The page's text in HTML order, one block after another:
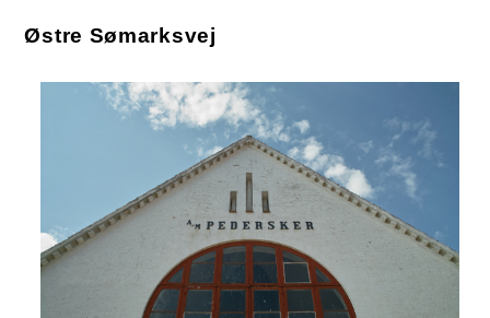
Østre Sømarksvej